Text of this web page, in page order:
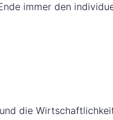
immer den
die